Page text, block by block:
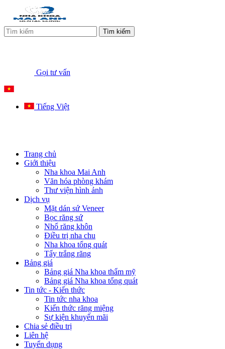
Tìm kiếm
Gọi tư vấn
Tiếng Việt
Trang chủ
Giới thiệu
Nha khoa Mai Anh
Văn hóa phòng khám
Thư viện hình ảnh
Dịch vụ
Mặt dán sứ Veneer
Bọc răng sứ
Nhổ răng khôn
Điều trị nha chu
Nha khoa tổng quát
Tẩy trắng răng
Bảng giá
Bảng giá Nha khoa thẩm mỹ
Bảng giá Nha khoa tổng quát
Tin tức - Kiến thức
Tin tức nha khoa
Kiến thức răng miệng
Sự kiện khuyến mãi
Chia sẻ điều trị
Liên hệ
Tuyển dụng